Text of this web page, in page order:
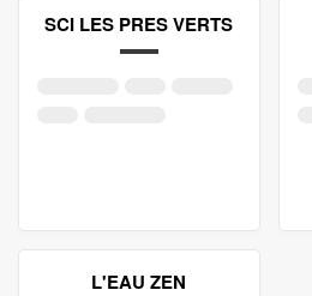
SCI LES PRES VERTS
L'EAU ZEN